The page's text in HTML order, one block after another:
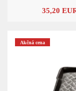
35,20
Akčná cena